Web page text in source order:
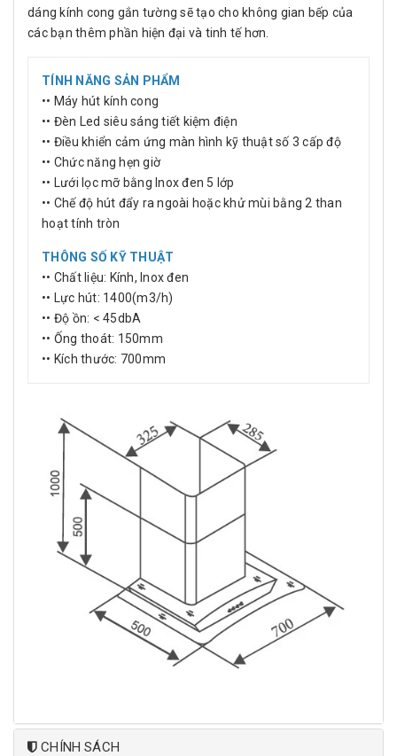
dáng kính cong gắn tường sẽ tạo cho không gian bếp của
các bạn thêm phần hiện đại và tinh tế hơn.
TÍNH NĂNG SẢN PHẨM
•• Máy hút kính cong
•• Đèn Led siêu sáng tiết kiệm điện
•• Điều khiển cảm ứng màn hình kỹ thuật số 3 cấp độ
•• Chức năng hẹn giờ
•• Lưới lọc mỡ bằng Inox đen 5 lớp
•• Chế độ hút đẩy ra ngoài hoặc khử mùi bằng 2 than
hoạt tính tròn
THÔNG SỐ KỸ THUẬT
•• Chất liệu: Kính, Inox đen
•• Lực hút: 1400(m3/h)
•• Độ ồn: < 45dbA
•• Ống thoát: 150mm
•• Kích thước: 700mm
CHÍNH SÁCH